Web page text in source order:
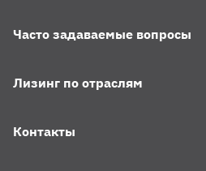
Часто задаваемые вопросы
Лизинг по отраслям
Контакты